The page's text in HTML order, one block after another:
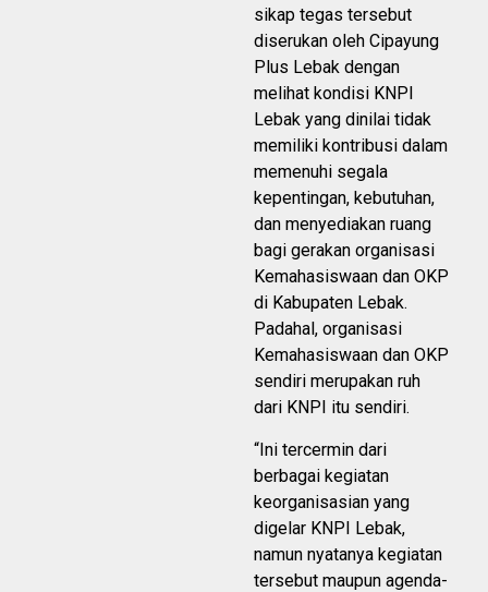
sikap tegas tersebut
diserukan oleh Cipayung
Plus Lebak dengan
melihat kondisi KNPI
Lebak yang dinilai tidak
memiliki kontribusi dalam
memenuhi segala
kepentingan, kebutuhan,
dan menyediakan ruang
bagi gerakan organisasi
Kemahasiswaan dan OKP
di Kabupaten Lebak.
Padahal, organisasi
Kemahasiswaan dan OKP
sendiri merupakan ruh
dari KNPI itu sendiri.
“Ini tercermin dari
berbagai kegiatan
keorganisasian yang
digelar KNPI Lebak,
namun nyatanya kegiatan
tersebut maupun agenda-